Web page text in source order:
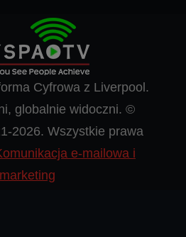
Cyfrowa z Liverpool.
globalnie widoczni. ©
2026. Wszystkie prawa
e-mailowa i
marketing